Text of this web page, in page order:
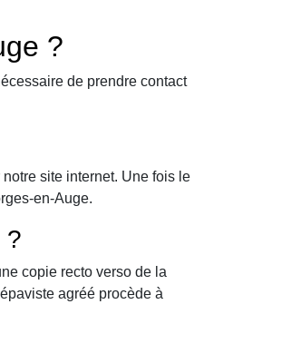
?
de prendre contact
site internet. Une fois le
en-Auge.
?
copie recto verso de la
agréé procède à